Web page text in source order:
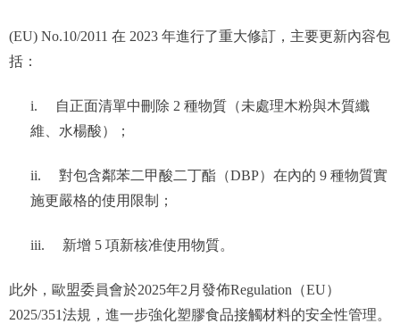
(EU) No.10/2011 在 2023 年進行了重大修訂，主要更新內容包
括：
i.
自正面清單中刪除 2 種物質（未處理木粉與木質纖
維、水楊酸）；
ii.
對包含鄰苯二甲酸二丁酯（DBP）在內的 9 種物質實
施更嚴格的使用限制；
iii. 新增 5 項新核准使用物質。
此外，歐盟委員會於2025年2月發佈Regulation（EU）
2025/351法規，進一步強化塑膠食品接觸材料的安全性管理。